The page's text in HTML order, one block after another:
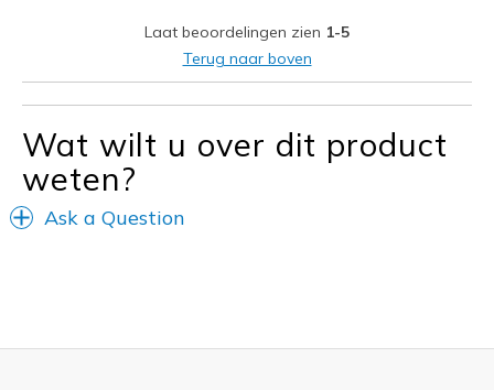
Feels true to size
Laat beoordelingen zien 1-5
Terug naar boven
Wat wilt u over dit product
weten?
Ask a Question